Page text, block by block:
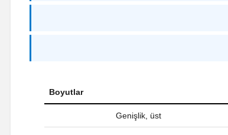
Boyutlar
Genişlik, üst